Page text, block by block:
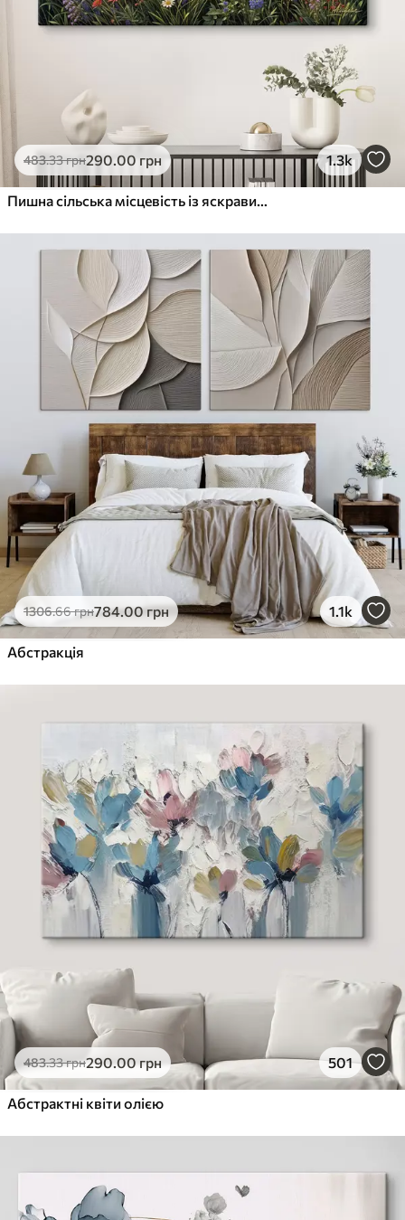
483.33грн290.00 грн 1.3k
Пишна сільська місцевість із яскравим лугом диких квітів, наповненим різнокольоровими квітами під хмарним небом
1306.66грн784.00грн 1.1k
Абстракція
483.33грн290.00грн 501
Абстрактні квіти олією